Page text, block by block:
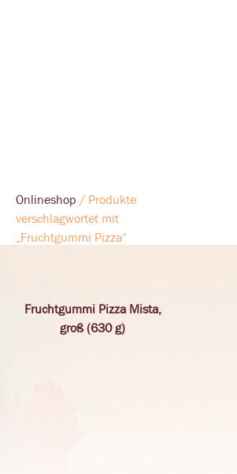
Onlineshop / Produkte
verschlagwortet mit
„Fruchtgummi Pizza“
Fruchtgummi Pizza Mista,
groß (630 g)